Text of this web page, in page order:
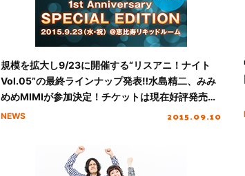
規模を拡大し9/23に開催する“リスアニ！ナイト
Vol.05”の最終ラインナップ発表‼︎水島精二、みみ
めめMIMIが参加決定！チケットは現在好評発売
中‼
NEWS 2015.09.10